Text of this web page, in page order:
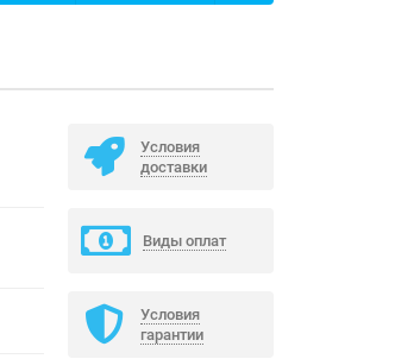
Условия
доставки
Виды оплат
Условия
гарантии